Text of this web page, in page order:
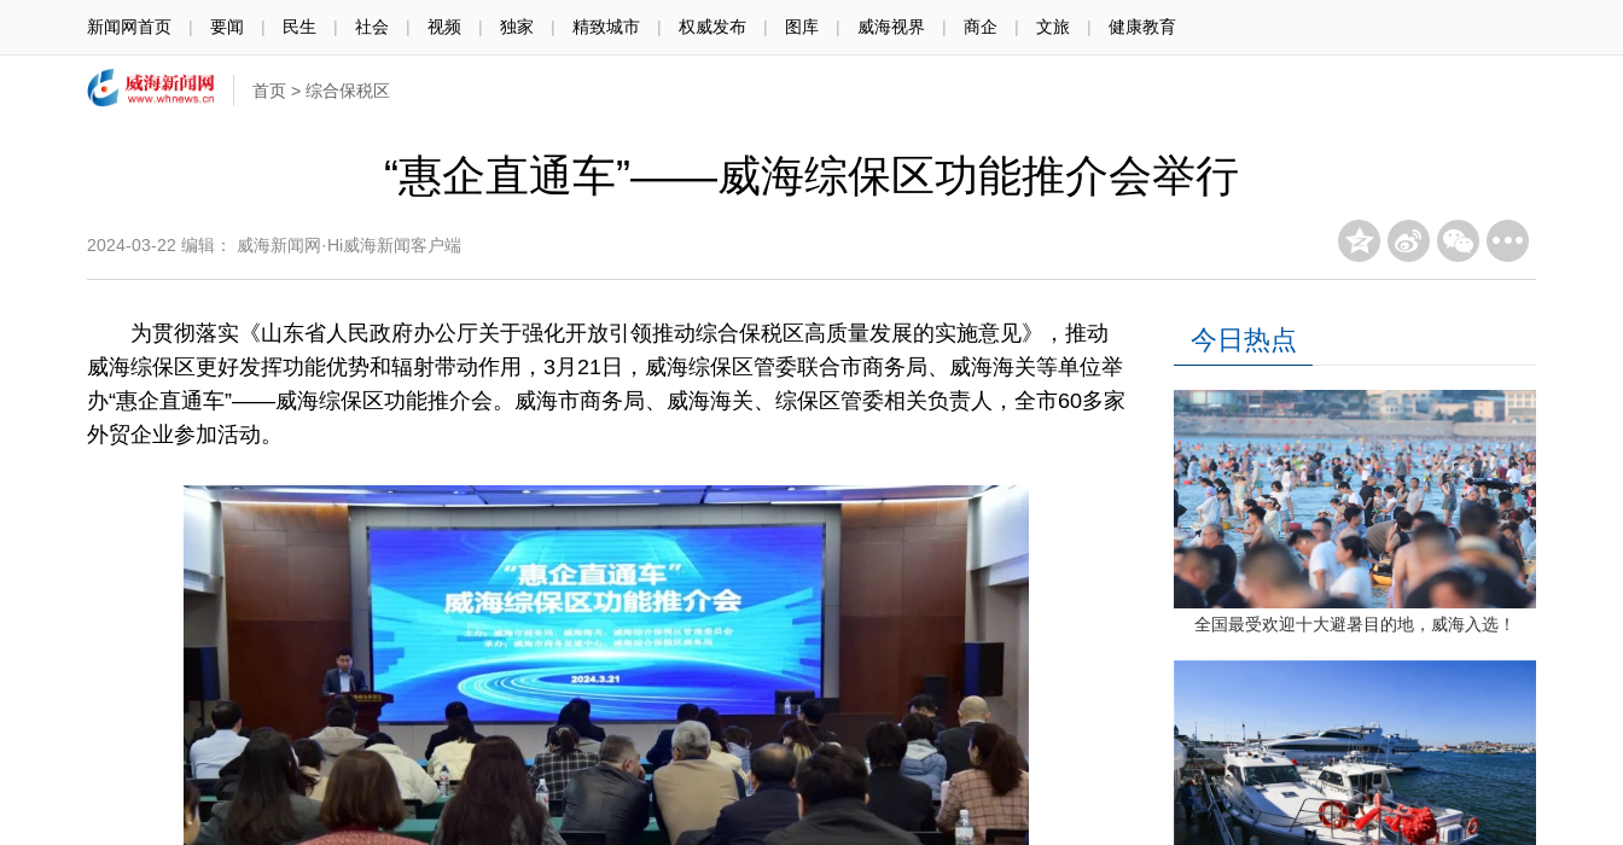
新闻网首页 | 要闻 | 民生 | 社会 | 视频 | 独家 | 精致城市 | 权威发布 | 图库 | 威海视界 | 商企 | 文旅 | 健康教育
首页 > 综合保税区
“惠企直通车”——威海综保区功能推介会举行
2024-03-22 编辑： 威海新闻网·Hi威海新闻客户端
为贯彻落实《山东省人民政府办公厅关于强化开放引领推动综合保税区高质量发展的实施意见》，推动
威海综保区更好发挥功能优势和辐射带动作用，3月21日，威海综保区管委联合市商务局、威海海关等单位举
办“惠企直通车”——威海综保区功能推介会。威海市商务局、威海海关、综保区管委相关负责人，全市60多家
外贸企业参加活动。
今日热点
全国最受欢迎十大避暑目的地，威海入选！